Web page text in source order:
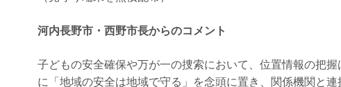
河内長野市・西野市長からのコメント
子どもの安全確保や万が一の捜索において、位置情報の把
に「地域の安全は地域で守る」を念頭に置き、関係機関と